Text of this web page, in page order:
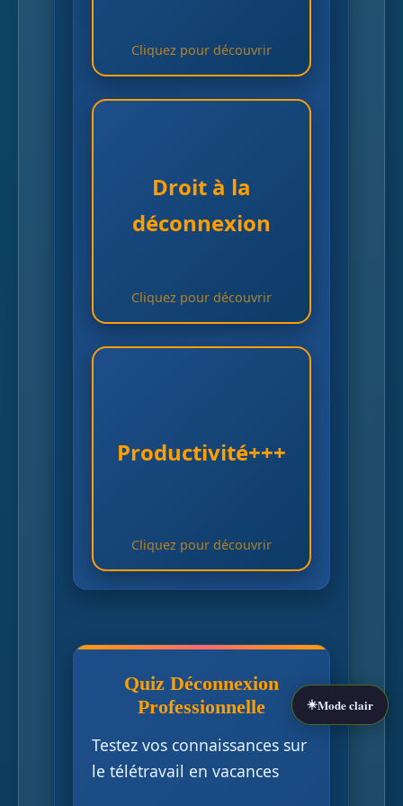
☀️Mode clair
Cliquez pour découvrir
Cliquez pour revenir
Droit à la
déconnexion
Cliquez pour découvrir
Droit inscrit au Code du
travail depuis 2017
mais souvent non
Cliquez pour revenir
Productivité+++
Cliquez pour découvrir
l'hyperconnexion sur la
Cliquez pour revenir
Quiz Déconnexion
Professionnelle
Testez vos connaissances sur
le télétravail en vacances